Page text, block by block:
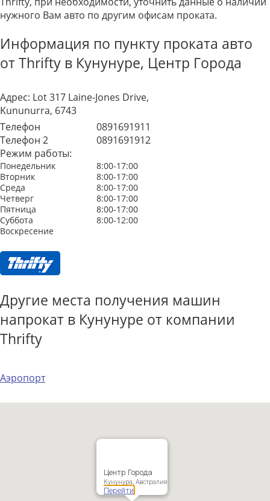
нужного Вам авто по другим офисам проката.
Информация по пункту проката авто
от Thrifty в Кунунуре, Центр Города
Адрес: Lot 317 Laine-Jones Drive,
Kununurra, 6743
Телефон
0891691911
Телефон 2
0891691912
Режим работы:
Понедельник
8:00-17:00
Вторник
8:00-17:00
Среда
8:00-17:00
Четверг
8:00-17:00
Пятница
8:00-17:00
Суббота
8:00-12:00
Воскресение
Другие места получения машин
напрокат в Кунунуре от компании
Thrifty
Аэропорт
Центр Города
Кунунура, Австралия
Перейти